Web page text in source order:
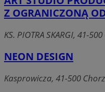
Z OGRANICZONĄ
KS. PIOTRA SKARGI, 41-
NEON DESIGN
Kasprowicza, 41-500